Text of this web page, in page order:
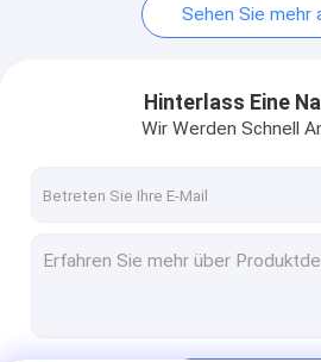
Edelstahl-Wasservorhang
Vorhänge aus Metallnetzen
Sehen Sie mehr
Hinterlass Eine
Wir Werden Schnell